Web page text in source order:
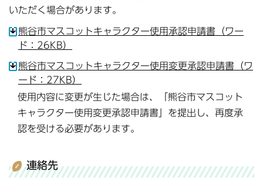
いただく場合があります。
熊谷市マスコットキャラクター使用承認申請書（ワー
ド：26KB）
熊谷市マスコットキャラクター使用変更承認申請書（ワ
ード：27KB）
使用内容に変更が生じた場合は、「熊谷市マスコット
キャラクター使用変更承認申請書」を提出し、再度承
認を受ける必要があります。
連絡先